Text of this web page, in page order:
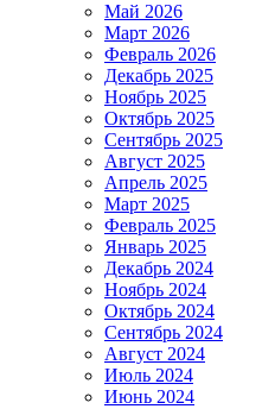
Май 2026
Март 2026
Февраль 2026
Декабрь 2025
Ноябрь 2025
Октябрь 2025
Сентябрь 2025
Август 2025
Апрель 2025
Март 2025
Февраль 2025
Январь 2025
Декабрь 2024
Ноябрь 2024
Октябрь 2024
Сентябрь 2024
Август 2024
Июль 2024
Июнь 2024